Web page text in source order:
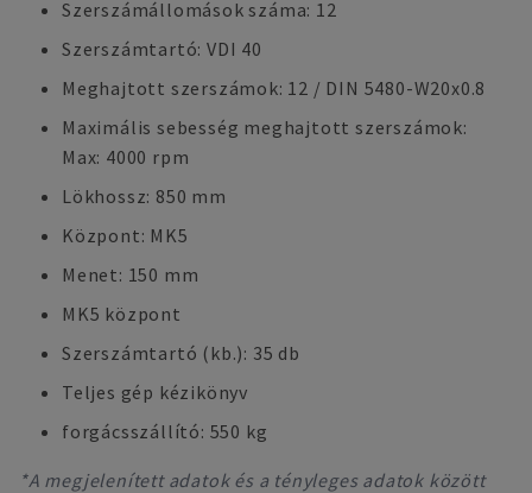
Szerszámállomások száma: 12
Szerszámtartó: VDI 40
Meghajtott szerszámok: 12 / DIN 5480-W20x0.8
Maximális sebesség meghajtott szerszámok:
Max: 4000 rpm
Lökhossz: 850 mm
Központ: MK5
Menet: 150 mm
MK5 központ
Szerszámtartó (kb.): 35 db
Teljes gép kézikönyv
forgácsszállító: 550 kg
*A megjelenített adatok és a tényleges adatok között